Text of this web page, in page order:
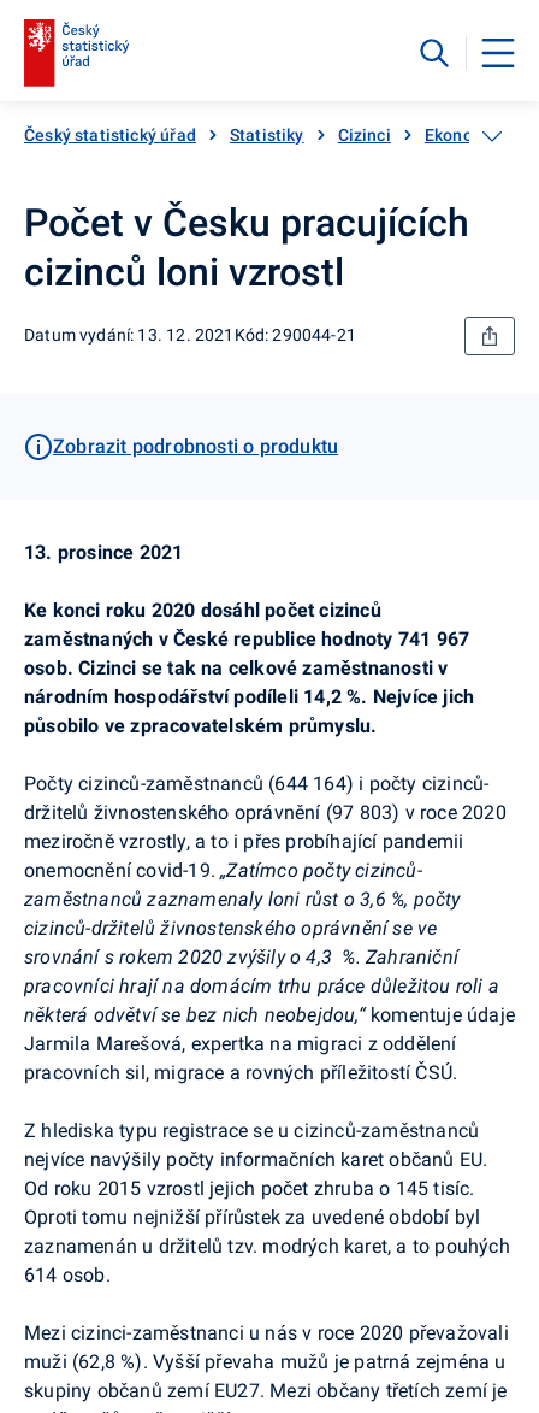
Český statistický úřad Statistiky Cizinci Ekonomická
Počet v Česku pracujících
cizinců loni vzrostl
Datum vydání: 13. 12. 2021 Kód: 290044-21
Zobrazit podrobnosti o produktu
13. prosince 2021
Ke konci roku 2020 dosáhl počet cizinců
zaměstnaných v České republice hodnoty 741 967
osob. Cizinci se tak na celkové zaměstnanosti v
národním hospodářství podíleli 14,2 %. Nejvíce jich
působilo ve zpracovatelském průmyslu.
Počty cizinců-zaměstnanců (644 164) i počty cizinců-
držitelů živnostenského oprávnění (97 803) v roce 2020
meziročně vzrostly, a to i přes probíhající pandemii
onemocnění covid-19.„Zatímco počty cizinců-
zaměstnanců zaznamenaly loni růst o 3,6 %, počty
cizinců-držitelů živnostenského oprávnění se ve
srovnání s rokem 2020 zvýšily o 4,3 %. Zahraniční
pracovníci hrají na domácím trhu práce důležitou roli a
některá odvětví se bez nich neobejdou,“komentuje údaje
Jarmila Marešová, expertka na migraci z oddělení
pracovních sil, migrace a rovných příležitostí ČSÚ.
Z hlediska typu registrace se u cizinců-zaměstnanců
nejvíce navýšily počty informačních karet občanů EU.
Od roku 2015 vzrostl jejich počet zhruba o 145 tisíc.
Oproti tomu nejnižší přírůstek za uvedené období byl
zaznamenán u držitelů tzv. modrých karet, a to pouhých
614 osob.
Mezi cizinci-zaměstnanci u nás v roce 2020 převažovali
muži (62,8 %). Vyšší převaha mužů je patrná zejména u
skupiny občanů zemí EU27. Mezi občany třetích zemí je